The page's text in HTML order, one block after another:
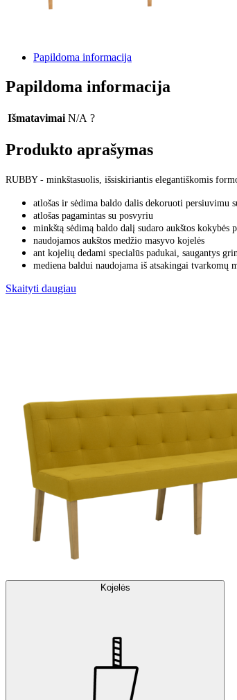
Papildoma informacija
Papildoma informacija
Išmatavimai N/A ?
Produkto aprašymas
RUBBY - minkštasuolis, išsiskiriantis elegantiškomis
atlošas ir sėdima baldo dalis dekoruoti persiuvimu
atlošas pagamintas su posvyriu
minkštą sėdimą baldo dalį sudaro aukštos
naudojamos aukštos medžio masyvo kojelės
ant kojelių dedami specialūs padukai, saugantys
mediena baldui naudojama iš atsakingai tvarkomų
Skaityti daugiau
Kojelės